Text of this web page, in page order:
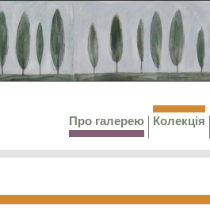
Про галерею Колекція